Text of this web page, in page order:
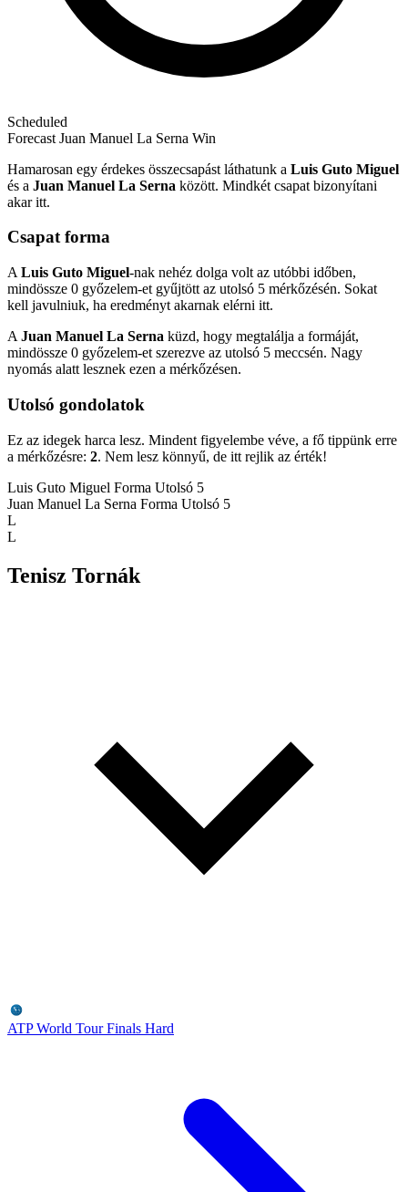
Scheduled
Forecast Juan Manuel La Serna Win
Hamarosan egy érdekes összecsapást láthatunk a Luis Guto Miguel
és a Juan Manuel La Serna között. Mindkét csapat bizonyítani
akar itt.
Csapat forma
A Luis Guto Miguel-nak nehéz dolga volt az utóbbi időben,
mindössze 0 győzelem-et gyűjtött az utolsó 5 mérkőzésén. Sokat
kell javulniuk, ha eredményt akarnak elérni itt.
A Juan Manuel La Serna küzd, hogy megtalálja a formáját,
mindössze 0 győzelem-et szerezve az utolsó 5 meccsén. Nagy
nyomás alatt lesznek ezen a mérkőzésen.
Utolsó gondolatok
Ez az idegek harca lesz. Mindent figyelembe véve, a fő tippünk erre
a mérkőzésre: 2. Nem lesz könnyű, de itt rejlik az érték!
Luis Guto Miguel Forma Utolsó 5
Juan Manuel La Serna Forma Utolsó 5
L
L
Tenisz Tornák
ATP World Tour Finals Hard